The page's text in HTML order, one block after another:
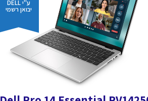
ע"י DELL
יבואן רשמי